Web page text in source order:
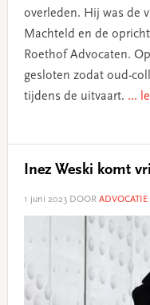
overleden. Hij was de
Machteld en de
Roethof Advocaten.
gesloten zodat oud-
tijdens de uitvaart. ...
Inez Weski komt
1 juni 2023DOOR ADVOCATIE